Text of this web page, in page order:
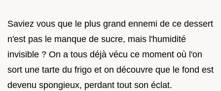
Saviez vous que le plus grand ennemi de ce dessert
n'est pas le manque de sucre, mais l'humidité
invisible ? On a tous déjà vécu ce moment où l'on
sort une tarte du frigo et on découvre que le fond est
devenu spongieux, perdant tout son éclat.